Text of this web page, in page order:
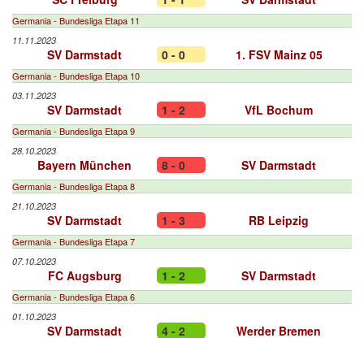
Germania - Bundesliga Etapa 11
11.11.2023
SV Darmstadt 0 - 0 1. FSV Mainz 05
Germania - Bundesliga Etapa 10
03.11.2023
SV Darmstadt 1 - 2 VfL Bochum
Germania - Bundesliga Etapa 9
28.10.2023
Bayern München 8 - 0 SV Darmstadt
Germania - Bundesliga Etapa 8
21.10.2023
SV Darmstadt 1 - 3 RB Leipzig
Germania - Bundesliga Etapa 7
07.10.2023
FC Augsburg 1 - 2 SV Darmstadt
Germania - Bundesliga Etapa 6
01.10.2023
SV Darmstadt 4 - 2 Werder Bremen